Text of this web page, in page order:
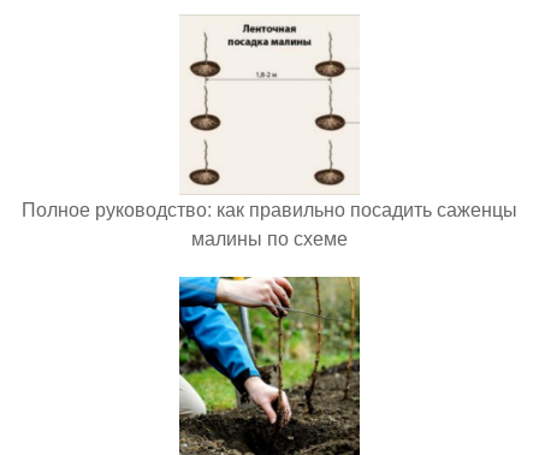
Полное руководство: как правильно посадить саженцы
малины по схеме